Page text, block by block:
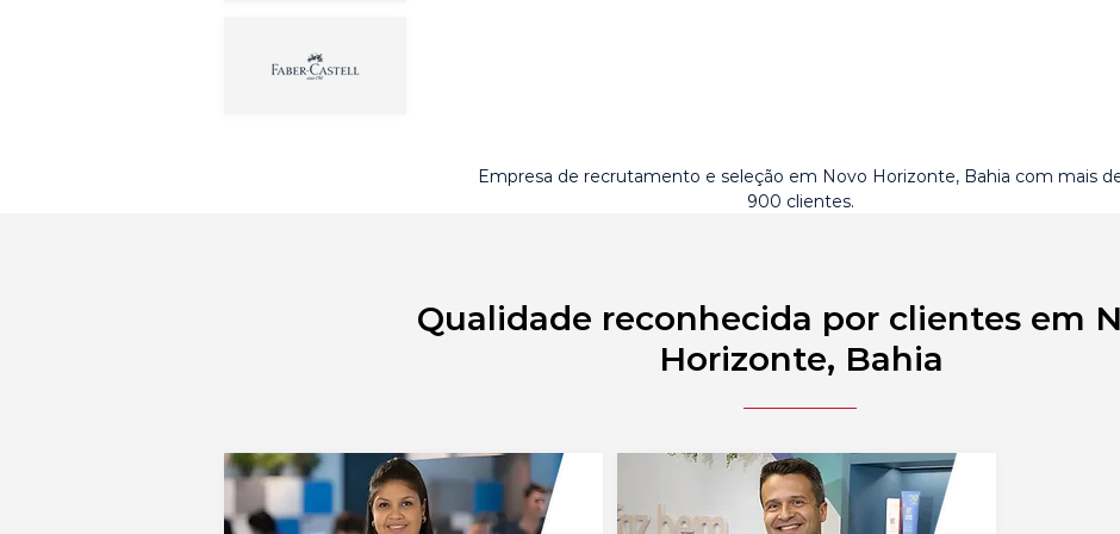
Empresa de recrutamento e seleção em Novo Horizonte, Bahia com mais
900 clientes.
Qualidade reconhecida por clientes em
Horizonte, Bahia